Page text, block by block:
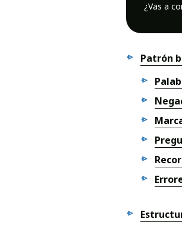
¿Vas a
Patrón